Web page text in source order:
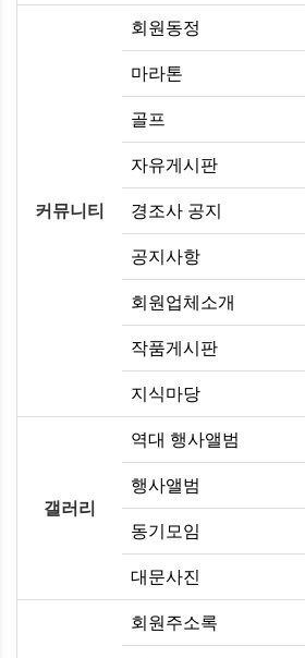
커뮤니티
회원동정
마라톤
골프
자유게시판
경조사 공지
공지사항
회원업체소개
작품게시판
지식마당
갤러리
역대 행사앨범
행사앨범
동기모임
대문사진
회원주소록